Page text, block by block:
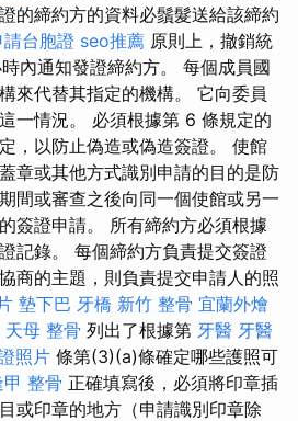
的締約方的資料必鬚髮送給該締約
請台胞證 seo推薦 原則上，撤銷統
內通知發證締約方。 每個成員國
來代替其指定的機構。 它向委員
一情況。 必須根據第 6 條規定的
，以防止偽造或偽造簽證。 使館
章或其他方式識別申請的目的是防
間或審查之後向同一個使館或另一
簽證申請。 所有締約方必須根據
記錄。 每個締約方負責提交簽證
商的主題，則負責提交申請人的照
墊下巴 牙橋 新竹 整骨 宜蘭外燴
天母 整骨 列出了根據第 牙醫 牙醫
照片 條第(3)(a)條確定哪些護照可
甲 整骨 正確填寫後，必須將印章插
或印章的地方（申請識別印章除